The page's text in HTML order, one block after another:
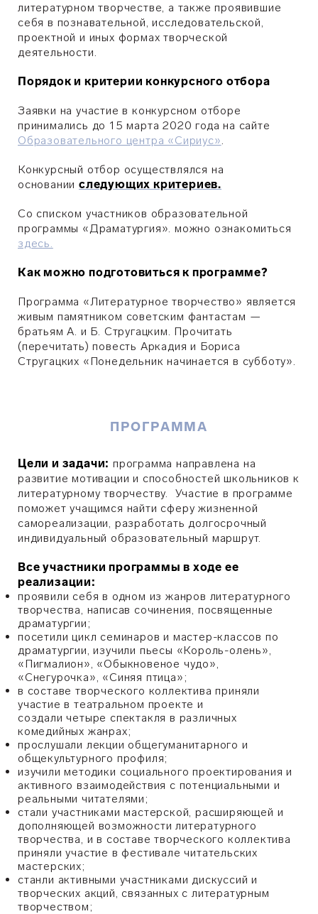
литературном творчестве, а также проявившие
себя в познавательной, исследовательской,
проектной и иных формах творческой
деятельности.
Порядок и критерии конкурсного отбора
Заявки на участие в конкурсном отборе
принимались до 15 марта 2020 года на сайте
Образовательного центра «Сириус».
Конкурсный отбор осуществлялся на
основанииследующих критериев.
Со списком участников образовательной
программы «Драматургия». можно ознакомиться
здесь.
Как можно подготовиться к программе?
Программа «Литературное творчество» является
живым памятником советским фантастам —
братьям А. и Б. Стругацким. Прочитать
(перечитать) повесть Аркадия и Бориса
Стругацких «Понедельник начинается в субботу».
ПРОГРАММА
Цели и задачи: программа направлена на
развитие мотивации и способностей школьников к
литературному творчеству. Участие в программе
поможет учащимся найти сферу жизненной
самореализации, разработать долгосрочный
индивидуальный образовательный маршрут.
Все участникипрограммы в ходе ее
реализации:
проявили себя в одном из жанров литературного
творчества, написав сочинения, посвященные
драматургии;
посетили цикл семинаров и мастер-классов по
драматургии, изучили пьесы «Король-олень»,
«Пигмалион», «Обыкновеное чудо»,
«Снегурочка», «Синяя птица»;
в составе творческого коллектива приняли
участие в театральном проекте и
создали четыре спектакля в различных
комедийных жанрах;
прослушали лекции общегуманитарного и
общекультурного профиля;
изучили методики социального проектирования и
активного взаимодействия с потенциальными и
реальными читателями;
стали участниками мастерской, расширяющей и
дополняющей возможности литературного
творчества, и в составе творческого коллектива
приняли участие в фестивале читательских
мастерских;
станли активными участниками дискуссий и
творческих акций, связанных с литературным
творчеством;